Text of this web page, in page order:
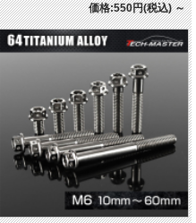
価格:550円(税込)～